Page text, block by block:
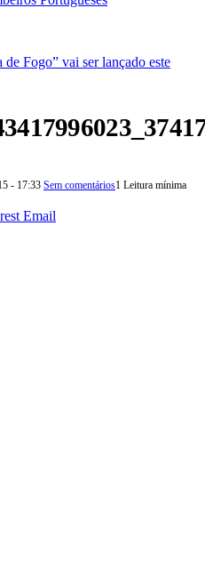
Fogo” vai ser lançado este
- 17:33 Sem comentários1 Leitura mínima
Email